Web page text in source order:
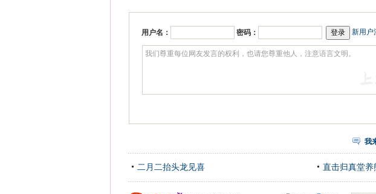
用户名： 密码： 新用户
我
二月二抬头龙见喜 直击归真堂养